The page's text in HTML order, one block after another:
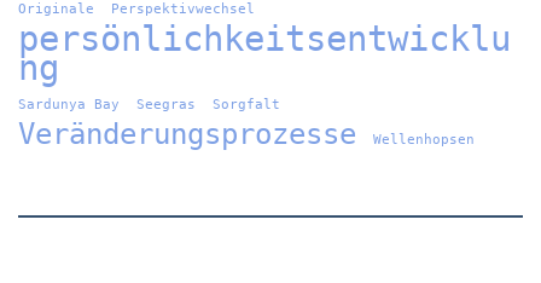
Originale Perspektivwechsel
persönlichkeitsentwicklu
ng
Sardunya Bay Seegras Sorgfalt
Veränderungsprozesse Wellenhopsen